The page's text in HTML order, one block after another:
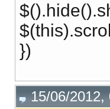
})
15/06/2012,